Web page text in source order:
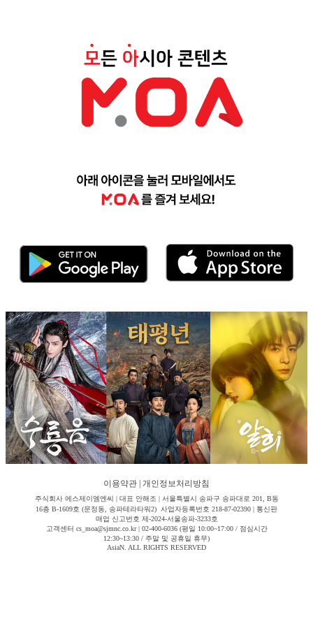
이용약관 개인정보처리방침
주식회사 에스제이엠엔씨 | 대표 안해조 | 서울특별시 송파구 송파대로 201, B동
16층 B-1609호 (문정동, 송파테라타워2) 사업자등록번호 218-87-02390 | 통신판
매업 신고번호 제-2024-서울송파-3233호
고객센터 cs_moa@sjmnc.co.kr | 02-400-6036 (평일 10:00~17:00 / 점심시간
12:30~13:30 / 주말 및 공휴일 휴무)
AsiaN. ALL RIGHTS RESERVED